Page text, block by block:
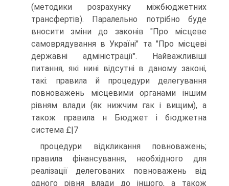
(методики розрахунку міжбюджетних
трансфертів). Паралельно потрібно буде
вносити зміни до законів "Про місцеве
самоврядування в Україні" та "Про місцеві
державні адміністрації". Найважливіші
питання, які нині відсутні в даному законі,
такі: правила й процедури делегування
повноважень місцевими органами іншим
рівням влади (як нижчим гак і вищим), а
також правила н Бюджет і бюджетна
система £|7
процедури відкликання повноважень;
правила фінансування, необхідного для
реалізації делегованих повноважень від
одного рівня влади до іншого, а також